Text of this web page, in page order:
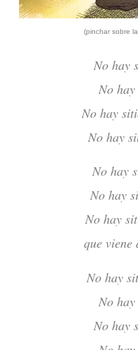
(pinchar sobre
No hay
No
No hay
No hay
No hay
No hay
No hay
que viene
No hay
No
No hay